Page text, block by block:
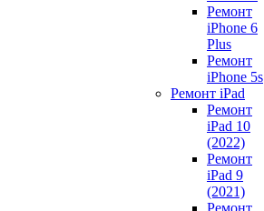
Ремонт
iPhone 6
Plus
Ремонт
iPhone 5s
Ремонт iPad
Ремонт
iPad 10
(2022)
Ремонт
iPad 9
(2021)
Ремонт